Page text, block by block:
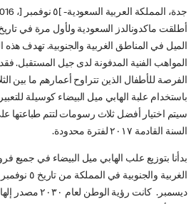
أطلقت ماكدونالدز السعودية ولأول مرة في
الميل في المناطق الغربية والجنوبية. تهدف هذه
المواهب الفنية المدفونة لدى جيل المستقبل.
الفرصة للأطفال الذين تتراوح أعمارهم ما بين
باستخدام علبة الهابي ميل البيضاء كوسيلة
سيتم اختيار أفضل ثلاث رسومات لتتم طباعتها
السنة القادمة ٢٠١٧ لفترة محدودة.
بدأنا بتوزيع علب الهابي ميل البيضاء في جميع
ديسمبر. كانت رؤية